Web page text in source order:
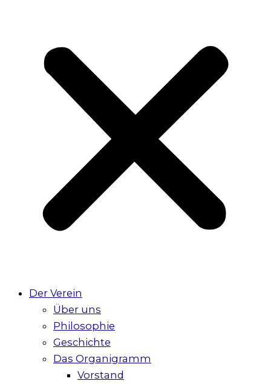
Der Verein
Über uns
Philosophie
Geschichte
Das Organigramm
Vorstand